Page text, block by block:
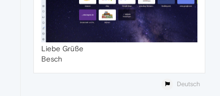
Liebe Grüße
Besch
Deutsch